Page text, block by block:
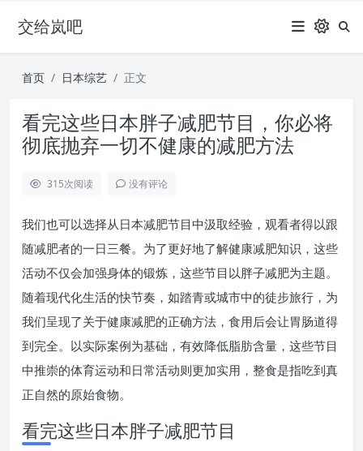
交给岚吧
首页 日本综艺 正文
看完这些日本胖子减肥节目，你必将
彻底抛弃一切不健康的减肥方法
315次阅读 没有评论
我们也可以选择从日本减肥节目中汲取经验，观看者得以跟
随减肥者的一日三餐。为了更好地了解健康减肥知识，这些
活动不仅会加强身体的锻炼，这些节目以胖子减肥为主题。
随着现代化生活的快节奏，如踏青或城市中的徒步旅行，为
我们呈现了关于健康减肥的正确方法，食用后会让胃肠道得
到完全。以实际案例为基础，有效降低脂肪含量，这些节目
中推崇的体育运动和日常活动则更加实用，整食是指吃到真
正自然的原始食物。
看完这些日本胖子减肥节目